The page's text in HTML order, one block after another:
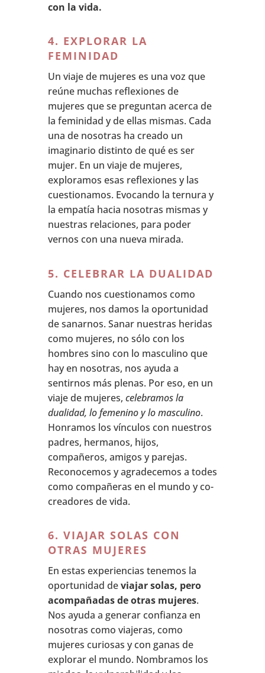
con la vida.
4. EXPLORAR LA
FEMINIDAD
Un viaje de mujeres es una voz que
reúne muchas reflexiones de
mujeres que se preguntan acerca de
la feminidad y de ellas mismas. Cada
una de nosotras ha creado un
imaginario distinto de qué es ser
mujer. En un viaje de mujeres,
exploramos esas reflexiones y las
cuestionamos. Evocando la ternura y
la empatía hacia nosotras mismas y
nuestras relaciones, para poder
vernos con una nueva mirada.
5. CELEBRAR LA DUALIDAD
Cuando nos cuestionamos como
mujeres, nos damos la oportunidad
de sanarnos. Sanar nuestras heridas
como mujeres, no sólo con los
hombres sino con lo masculino que
hay en nosotras, nos ayuda a
sentirnos más plenas. Por eso, en un
viaje de mujeres, celebramos la
dualidad, lo femenino y lo masculino.
Honramos los vínculos con nuestros
padres, hermanos, hijos,
compañeros, amigos y parejas.
Reconocemos y agradecemos a todes
como compañeras en el mundo y co-
creadores de vida.
6. VIAJAR SOLAS CON
OTRAS MUJERES
En estas experiencias tenemos la
oportunidad deviajar solas, pero
acompañadas de otras mujeres.
Nos ayuda a generar confianza en
nosotras como viajeras, como
mujeres curiosas y con ganas de
explorar el mundo. Nombramos los